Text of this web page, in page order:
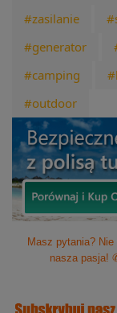
#zasilanie
#generator
#camping
#outdoor
Masz pytania?
nasza pasja!